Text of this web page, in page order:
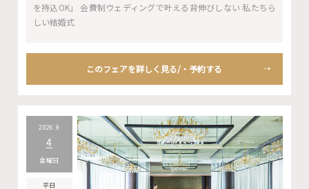
を持込OK」 会費制ウェディングで叶える背伸びしない 私たちら
しい結婚式
このフェアを詳しく見る/・予約する
2026.9
4
金曜日
平日